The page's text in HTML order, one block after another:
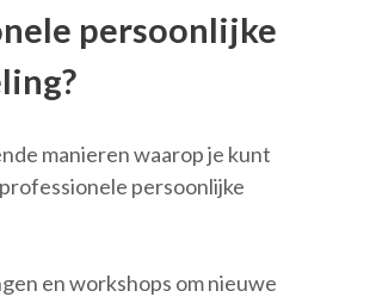
persoonlijke
manieren waarop je kunt
persoonlijke
en workshops om nieuwe